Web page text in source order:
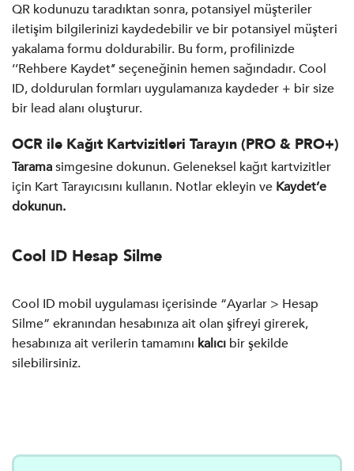
QR kodunuzu taradıktan sonra, potansiyel müşteriler
iletişim bilgilerinizi kaydedebilir ve bir potansiyel müşteri
yakalama formu doldurabilir. Bu form, profilinizde
‘’Rehbere Kaydet’’ seçeneğinin hemen sağındadır. Cool
ID, doldurulan formları uygulamanıza kaydeder + bir size
bir lead alanı oluşturur.
OCR ile Kağıt Kartvizitleri Tarayın (PRO & PRO+)
Taramasimgesine dokunun. Geleneksel kağıt kartvizitler
için Kart Tarayıcısını kullanın. Notlar ekleyin ve Kaydet’e
dokunun.
Cool ID Hesap Silme
Cool ID mobil uygulaması içerisinde “Ayarlar > Hesap
Silme” ekranından hesabınıza ait olan şifreyi girerek,
hesabınıza ait verilerin tamamını kalıcı bir şekilde
silebilirsiniz.